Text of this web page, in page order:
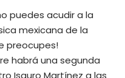
puedes acudir a la
mexicana de la
preocupes!
habrá una segunda
Isauro Martínez a las